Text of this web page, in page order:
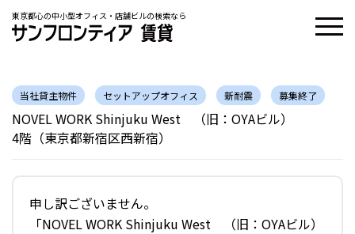
東京都心の中小型オフィス・店舗ビルの検索なら
当社貸主物件 セットアップオフィス 新耐震 募集終了
NOVEL WORK Shinjuku West （旧：OYAビル）
4階（東京都新宿区西新宿）
申し訳ございません。
「NOVEL WORK Shinjuku West （旧：OYAビル）